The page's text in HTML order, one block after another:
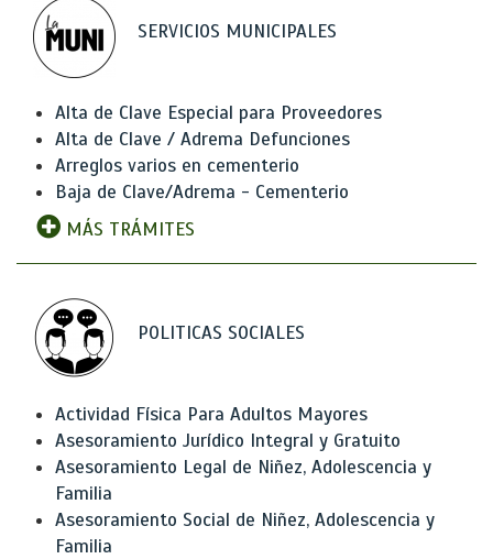
SERVICIOS MUNICIPALES
Alta de Clave Especial para Proveedores
Alta de Clave / Adrema Defunciones
Arreglos varios en cementerio
Baja de Clave/Adrema - Cementerio
MÁS TRÁMITES
POLITICAS SOCIALES
Actividad Física Para Adultos Mayores
Asesoramiento Jurídico Integral y Gratuito
Asesoramiento Legal de Niñez, Adolescencia y
Familia
Asesoramiento Social de Niñez, Adolescencia y
Familia